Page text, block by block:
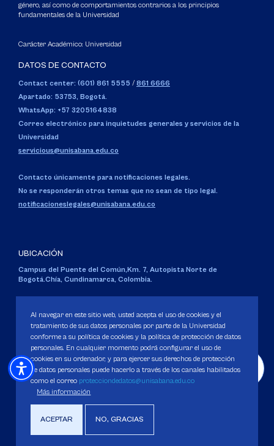
género, así como de comportamientos contrarios a los principios
fundamentales de la Universidad
Carácter Académico: Universidad
DATOS DE CONTACTO
Contact center: (601) 861 5555 / 861 6666
Apartado: 53753, Bogotá.
WhatsApp: +57 3205164838
Correo electrónico para inquietudes generales y servicios de la
Universidad
servicious@unisabana.edu.co
Contacto únicamente para notificaciones legales.
No se responderán otros temas que no sean de tipo legal.
notificacioneslegales@unisabana.edu.co
UBICACIÓN
Campus del Puente del Común,Km. 7, Autopista Norte de
Bogotá.Chía, Cundinamarca, Colombia.
Personería Jurídica:Resolución 130 del 14 de enero de 1980.
Ministerio de Educación Nacional.
Política de Protección de datos
Derechos Pecuniarios
Al navegar en este sitio web, usted acepta el uso de cookies y el
tratamiento de sus datos personales por parte de la Universidad
conforme a su política de cookies y la política de protección de datos
personales. En cualquier momento podrá configurar el uso de
cookies en su ordenador, y para ejercer sus derechos de protección
de datos personales puede hacerlo a través de los canales habilitados
como el correo protecciondedatos@unisabana.edu.co
Más información
ACEPTAR NO, GRACIAS